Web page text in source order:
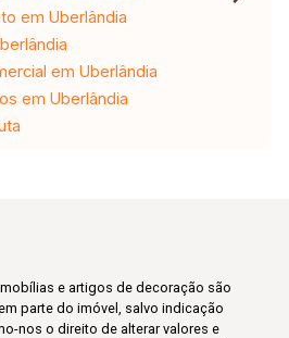
em Uberlândia
em Uberlândia
em Uberlândia
e artigos de decoração são
parte do imóvel, salvo indicação
nos o direito de alterar valores e